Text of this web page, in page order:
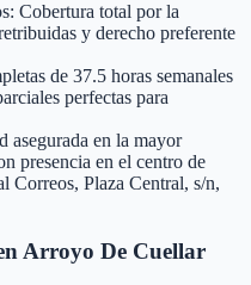
Cobertura total por la
y derecho preferente
de 37.5 horas semanales
perfectas para
asegurada en la mayor
presencia en el centro de
Plaza Central, s/n,
Arroyo De Cuellar